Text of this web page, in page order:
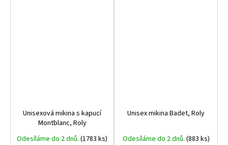
Unisexová mikina s kapucí
Montblanc, Roly
Odesíláme do 2 dnů. (1783 ks)
Unisex mikina Badet, Roly
Odesíláme do 2 dnů. (883 ks)